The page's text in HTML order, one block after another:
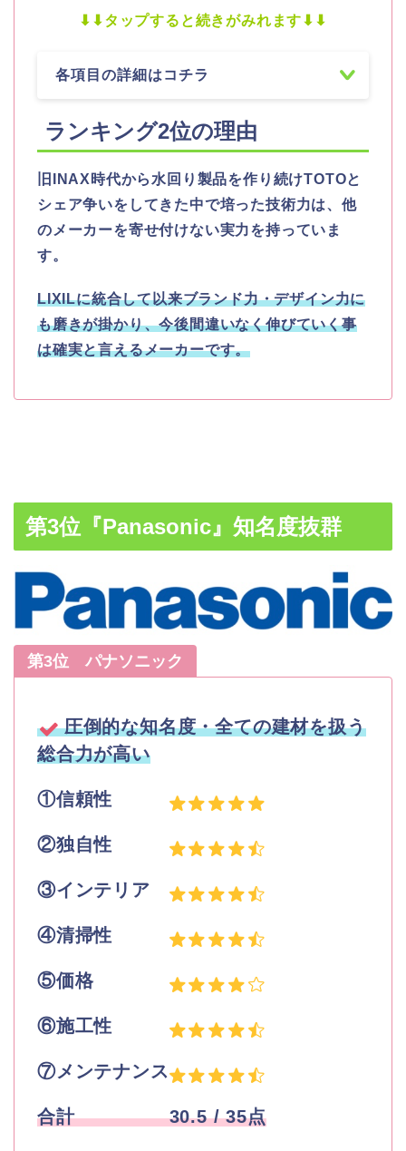
⬇︎⬇︎タップすると続きがみれます⬇︎⬇︎
各項目の詳細はコチラ
ランキング2位の理由
旧 INAX 時代から水回り製品を作り続けTOTOと
シェア争いをしてきた中で培った技術力は、他
のメーカーを寄せ付けない実力を持っていま
す。
LIXILに統合して以来ブランド力・デザイン力に
も磨きが掛かり、今後間違いなく伸びていく事
は確実と言えるメーカーです。
第3位『Panasonic』知名度抜群
第3位 パナソニック
圧倒的な知名度・全ての建材を扱う
総合力が高い
①信頼性
②独自性
③インテリア
④清掃性
⑤価格
⑥施工性
⑦メンテナンス
合計 30.5/ 35点